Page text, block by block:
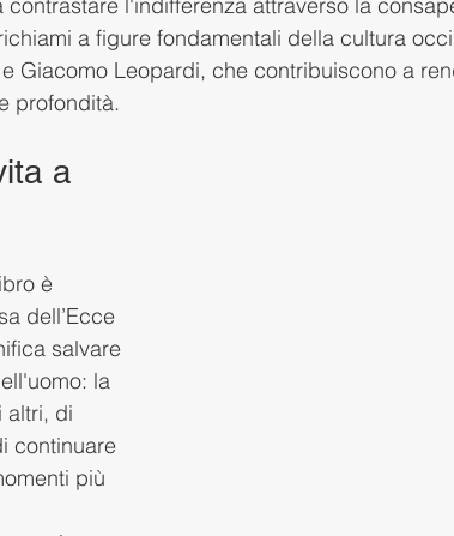
a figure fondamentali della cultura
e Giacomo Leopardi, che contribuiscono a
profondità.
a
è
dell’Ecce
salvare
la
altri, di
continuare
più